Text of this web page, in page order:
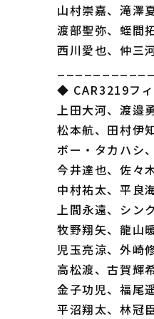
山村崇嘉、滝澤
渡部聖弥、蛭間
西川愛也、仲三
◆ CAR3219フ
上田大河、渡邉
松本航、田村伊
ボー・タカハシ
今井達也、佐々
中村祐太、平良
上間永遠、シン
牧野翔矢、龍山
児玉亮涼、外崎
高松渡、古賀輝
金子功児、福尾
平沼翔太、林冠